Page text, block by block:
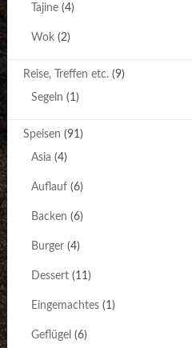
Tajine(4)
Wok(2)
Reise, Treffen etc.(9)
Segeln (1)
Speisen (91)
Asia (4)
Auflauf(6)
Backen (6)
Burger(4)
Dessert(11)
Eingemachtes(1)
Geflügel (6)